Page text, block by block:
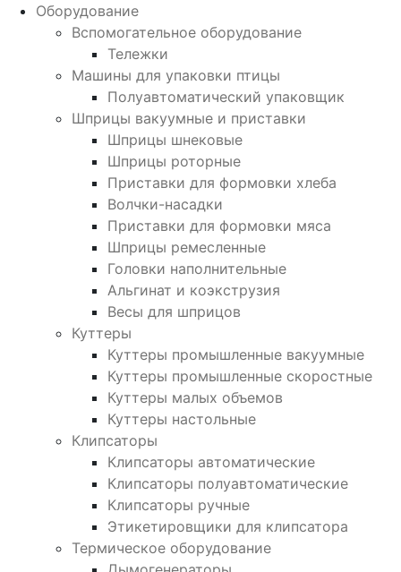
Оборудование
Вспомогательное оборудование
Тележки
Машины для упаковки птицы
Полуавтоматический упаковщик
Шприцы вакуумные и приставки
Шприцы шнековые
Шприцы роторные
Приставки для формовки хлеба
Волчки-насадки
Приставки для формовки мяса
Шприцы ремесленные
Головки наполнительные
Альгинат и коэкструзия
Весы для шприцов
Куттеры
Куттеры промышленные вакуумные
Куттеры промышленные скоростные
Куттеры малых объемов
Куттеры настольные
Клипсаторы
Клипсаторы автоматические
Клипсаторы полуавтоматические
Клипсаторы ручные
Этикетировщики для клипсатора
Термическое оборудование